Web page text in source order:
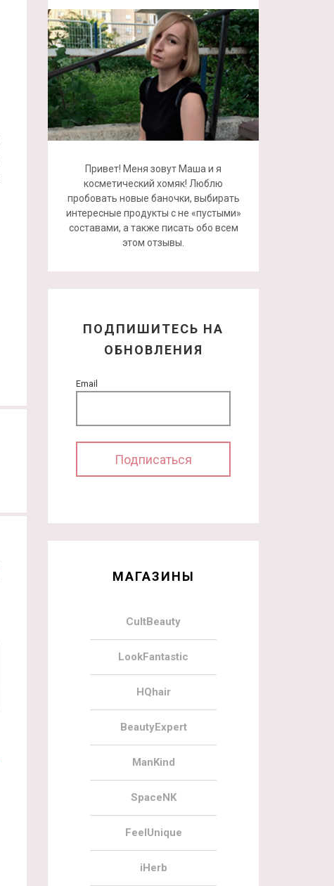
Привет! Меня зовут Маша и я
косметический хомяк! Люблю
пробовать новые баночки, выбирать
интересные продукты с не «пустыми»
составами, а также писать обо всем
этом отзывы.
ПОДПИШИТЕСЬ НА
ОБНОВЛЕНИЯ
Email
МАГАЗИНЫ
CultBeauty
LookFantastic
HQhair
BeautyExpert
ManKind
SpaceNK
FeelUnique
iHerb